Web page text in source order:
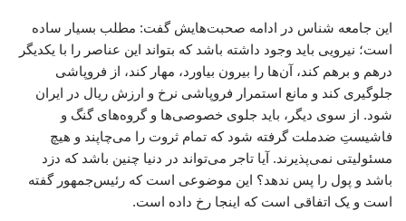
این جامعه شناس در ادامه صحبت‌هایش گفت: مطلب بسیار ساده
است؛ نیرویی باید وجود داشته باشد که بتواند این عناصر را با یکدیگر
درهم و برهم کند، آن‌ها را بیرون بیاورد، مهار کند، از فروپاشی
جلوگیری کند و مانع استمرار فروپاشی نرخ و ارزش ریال در ایران
شود. از سوی دیگر، باید جلوی خصوصی‌ها و گروه‌های گنگ و
فاشیستِ ضدملت گرفته شود که تمام ثروت را می‌چاپند و هیچ
مسئولیتی نمی‌پذیرند. آیا تاجر می‌تواند در دنیا چنین باشد که دزد
باشد و پول را پس ندهد؟ این موضوعی است که رئیس‌جمهور گفته
است و یک اتفاقی است که اینجا رخ داده است.